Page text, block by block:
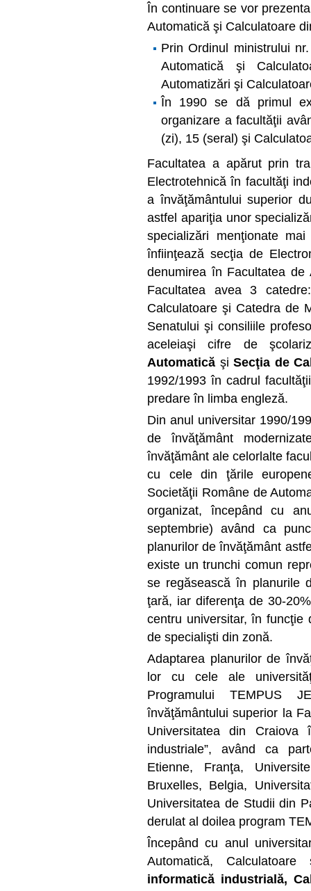
În continuare se vor
Automatică şi Calculatoare
Prin Ordinul ministrului
Automatică şi
Automatizări şi
În 1990 se dă primul
organizare a facultăţii
(zi), 15 (seral) şi
Facultatea a apărut prin
Electrotehnică în facultăţi
a învăţământului superior
astfel apariţia unor
specializări menţionate
înfiinţează secţia de
denumirea în Facultatea de
Facultatea avea 3
Calculatoare şi Catedra de
Senatului şi consiliile
aceleiaşi cifre de
Automatică şi Secţia de
1992/1993 în cadrul
predare în limba engleză.
Din anul universitar 1990/
de învăţământ
învăţământ ale celorlalte
cu cele din ţările
Societăţii Române de
organizat, începând cu
septembrie) având ca
planurilor de învăţământ
existe un trunchi comun
se regăsească în planurile
ţară, iar diferenţa de 30-
centru universitar, în funcţie
de specialişti din zonă.
Adaptarea planurilor de
lor cu cele ale
Programului TEMPUS
învăţământului superior la
Universitatea din Craiova
industriale”, având ca
Etienne, Franţa,
Bruxelles, Belgia,
Universitatea de Studii din
derulat al doilea program
Începând cu anul
Automatică,
informatică industrială,